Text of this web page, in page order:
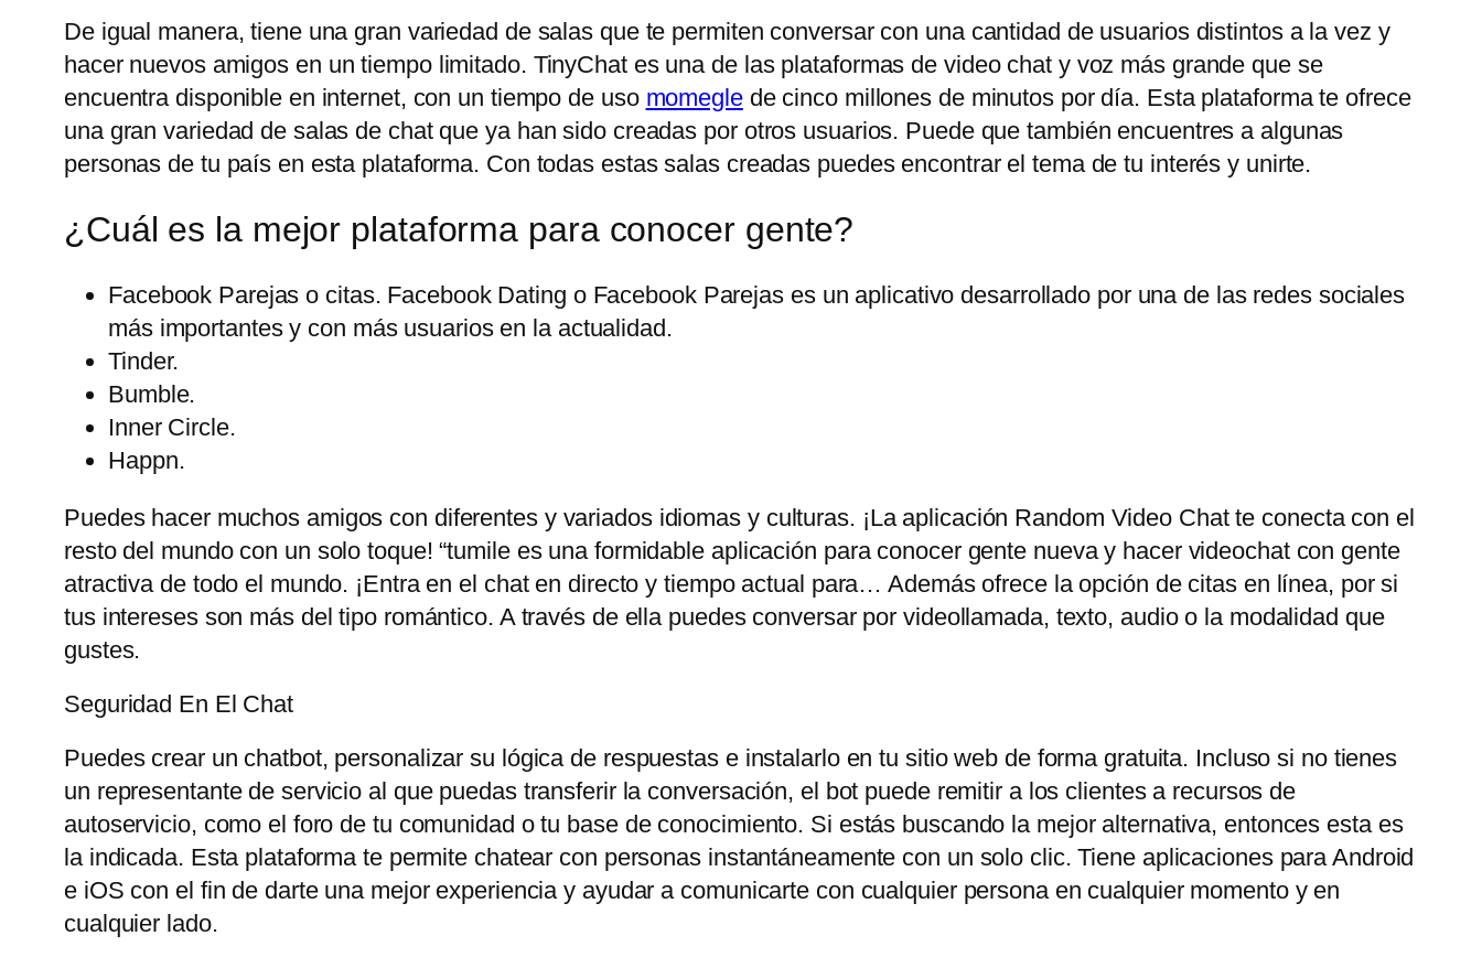
De igual manera, tiene una gran variedad de salas que te permiten conversar con una cantidad de usuarios distintos a la vez y
hacer nuevos amigos en un tiempo limitado. TinyChat es una de las plataformas de video chat y voz más grande que se
encuentra disponible en internet, con un tiempo de uso momeglede cinco millones de minutos por día. Esta plataforma te ofrece
una gran variedad de salas de chat que ya han sido creadas por otros usuarios. Puede que también encuentres a algunas
personas de tu país en esta plataforma. Con todas estas salas creadas puedes encontrar el tema de tu interés y unirte.
¿Cuál es la mejor plataforma para conocer gente?
Facebook Parejas o citas. Facebook Dating o Facebook Parejas es un aplicativo desarrollado por una de las redes sociales
más importantes y con más usuarios en la actualidad.
Tinder.
Bumble.
Inner Circle.
Happn.
Puedes hacer muchos amigos con diferentes y variados idiomas y culturas. ¡La aplicación Random Video Chat te conecta con el
resto del mundo con un solo toque! “tumile es una formidable aplicación para conocer gente nueva y hacer videochat con gente
atractiva de todo el mundo. ¡Entra en el chat en directo y tiempo actual para… Además ofrece la opción de citas en línea, por si
tus intereses son más del tipo romántico. A través de ella puedes conversar por videollamada, texto, audio o la modalidad que
gustes.
Seguridad En El Chat
Puedes crear un chatbot, personalizar su lógica de respuestas e instalarlo en tu sitio web de forma gratuita. Incluso si no tienes
un representante de servicio al que puedas transferir la conversación, el bot puede remitir a los clientes a recursos de
autoservicio, como el foro de tu comunidad o tu base de conocimiento. Si estás buscando la mejor alternativa, entonces esta es
la indicada. Esta plataforma te permite chatear con personas instantáneamente con un solo clic. Tiene aplicaciones para Android
e iOS con el fin de darte una mejor experiencia y ayudar a comunicarte con cualquier persona en cualquier momento y en
cualquier lado.